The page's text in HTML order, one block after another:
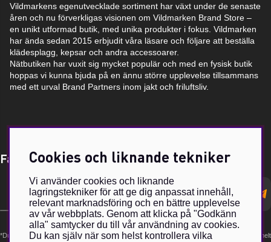
Vildmarkens egenutvecklade sortiment har växt under de senaste
åren och nu förverkligas visionen om Vildmarken Brand Store –
en unikt utformad butik, med unika produkter i fokus. Vildmarken
har ända sedan 2015 erbjudit våra läsare och följare att beställa
klädesplagg, kepsar och andra accessoarer.
Nätbutiken har vuxit sig mycket populär och med en fysisk butik
hoppas vi kunna bjuda på en ännu större upplevelse tillsammans
med ett urval Brand Partners inom jakt och friluftsliv.
Få Magasin Vildmarken direkt till din e-post!*
postadress
*Du kan även få erbjudanden och nyheter från samarbetspartners. Din prenumeration är helt
Cookies och liknande tekniker
Vi använder cookies och liknande
lagringstekniker för att ge dig anpassat innehåll,
relevant marknadsföring och en bättre upplevelse
av vår webbplats. Genom att klicka på "Godkänn
alla" samtycker du till vår användning av cookies.
Du kan själv när som helst kontrollera vilka